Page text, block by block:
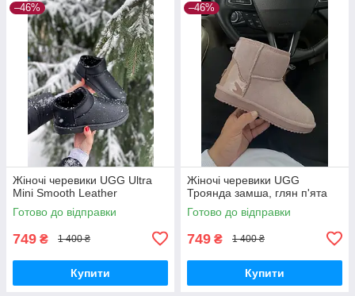
–46%
Жіночі черевики UGG Ultra
Mini Smooth Leather
Готово до відправки
749 ₴ 1 400 ₴
Купити
–46%
Жіночі черевики UGG
Троянда замша, глян п'ята
Готово до відправки
749 ₴ 1 400 ₴
Купити